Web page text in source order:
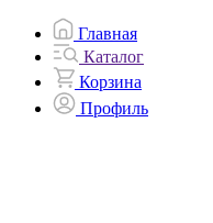
Главная
Каталог
Корзина
Профиль